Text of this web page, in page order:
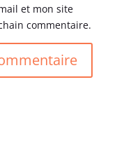
et mon site
commentaire.